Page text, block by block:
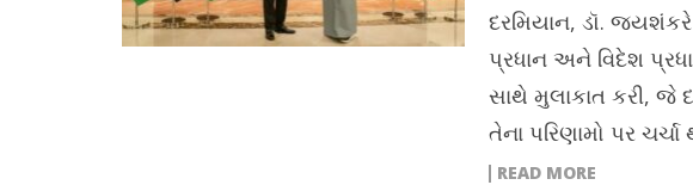
દરમિયાન, ડૉ.
પ્રધાન અને વિદેશ
સાથે મુલાકાત કરી, જે
તેના પરિણામો પર
READ MORE